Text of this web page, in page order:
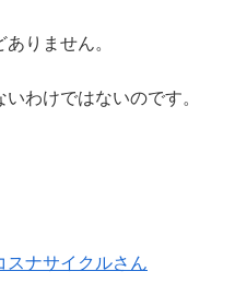
りません。
わけではないのです。
スナサイクルさん